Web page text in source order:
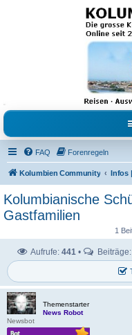
Kolumbienforum -
grosse Forum der
Freunde
Reisen, Auswandern, Kultur, Politik,
Austausch, Erfahrungen und
FAQ Forenregeln
Kolumbien Community Infos
Kolumbianische
Gastfamilien
1
Aufrufe: 441 • Beiträge:
Themenstarter
News Robot
Newsbot